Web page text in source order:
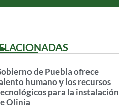
de Puebla ofrece
humano y los recursos
para la instalación
Olinia